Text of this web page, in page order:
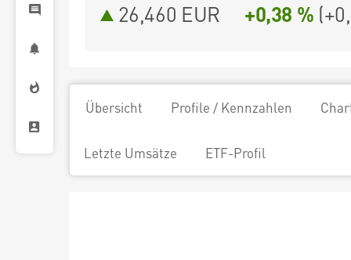
26,460 EUR +0,38 % (
Übersicht Profile / Kennzahlen
Letzte Umsätze ETF-Profil